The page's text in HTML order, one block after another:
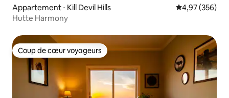
Appartement ⋅ Kill Devil Hills Évaluation
4,97 (356)
Hutte Harmony
Coup de cœur voyageurs
Coup de cœur voyageurs